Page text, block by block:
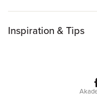
Inspiration & Tips